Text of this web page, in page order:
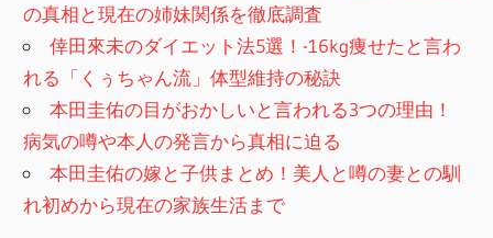
の真相と現在の姉妹関係を徹底調査
倖田來未のダイエット法5選！-16kg痩せたと言わ
れる「くぅちゃん流」体型維持の秘訣
本田圭佑の目がおかしいと言われる3つの理由！
病気の噂や本人の発言から真相に迫る
本田圭佑の嫁と子供まとめ！美人と噂の妻との馴
れ初めから現在の家族生活まで